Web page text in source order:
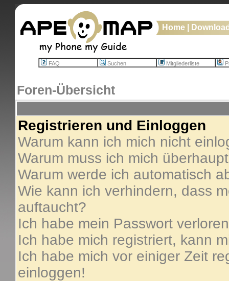
Home
FAQ Suchen Mitgliederliste
Foren-Übersicht
Registrieren und Einloggen
Warum kann ich mich nicht
Warum muss ich mich
Warum werde ich automatisch
Wie kann ich verhindern, dass
auftaucht?
Ich habe mein Passwort
Ich habe mich registriert, kann
Ich habe mich vor einiger Zeit
einloggen!